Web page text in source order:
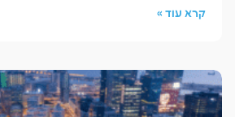
קרא עוד »